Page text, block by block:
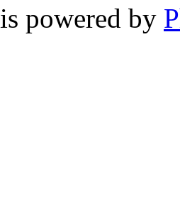
is powered by